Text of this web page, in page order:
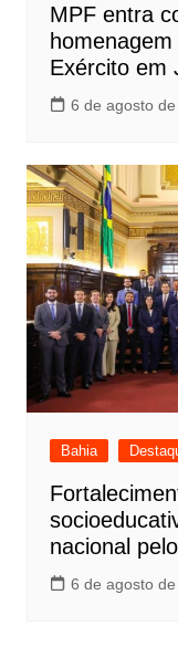
MPF entra
Exército em
6 de agosto
Bahia
nacional
6 de agosto